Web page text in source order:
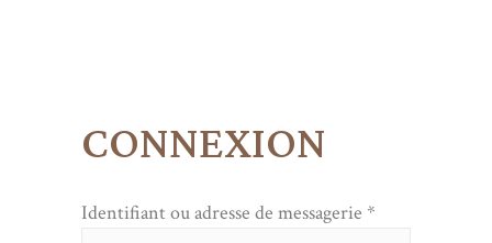
CONNEXION
Identifiant ou adresse de messagerie *